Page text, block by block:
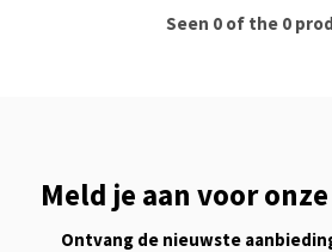
Seen 0 of the 0
Meld je aan voor
Ontvang de nieuwste